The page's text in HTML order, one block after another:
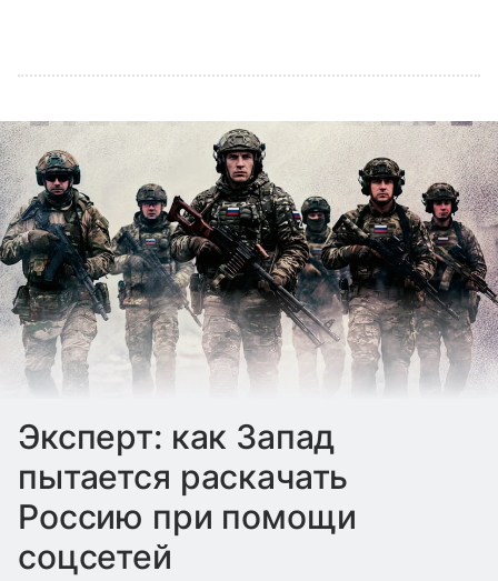
Эксперт: как Запад
пытается раскачать
Россию при помощи
соцсетей